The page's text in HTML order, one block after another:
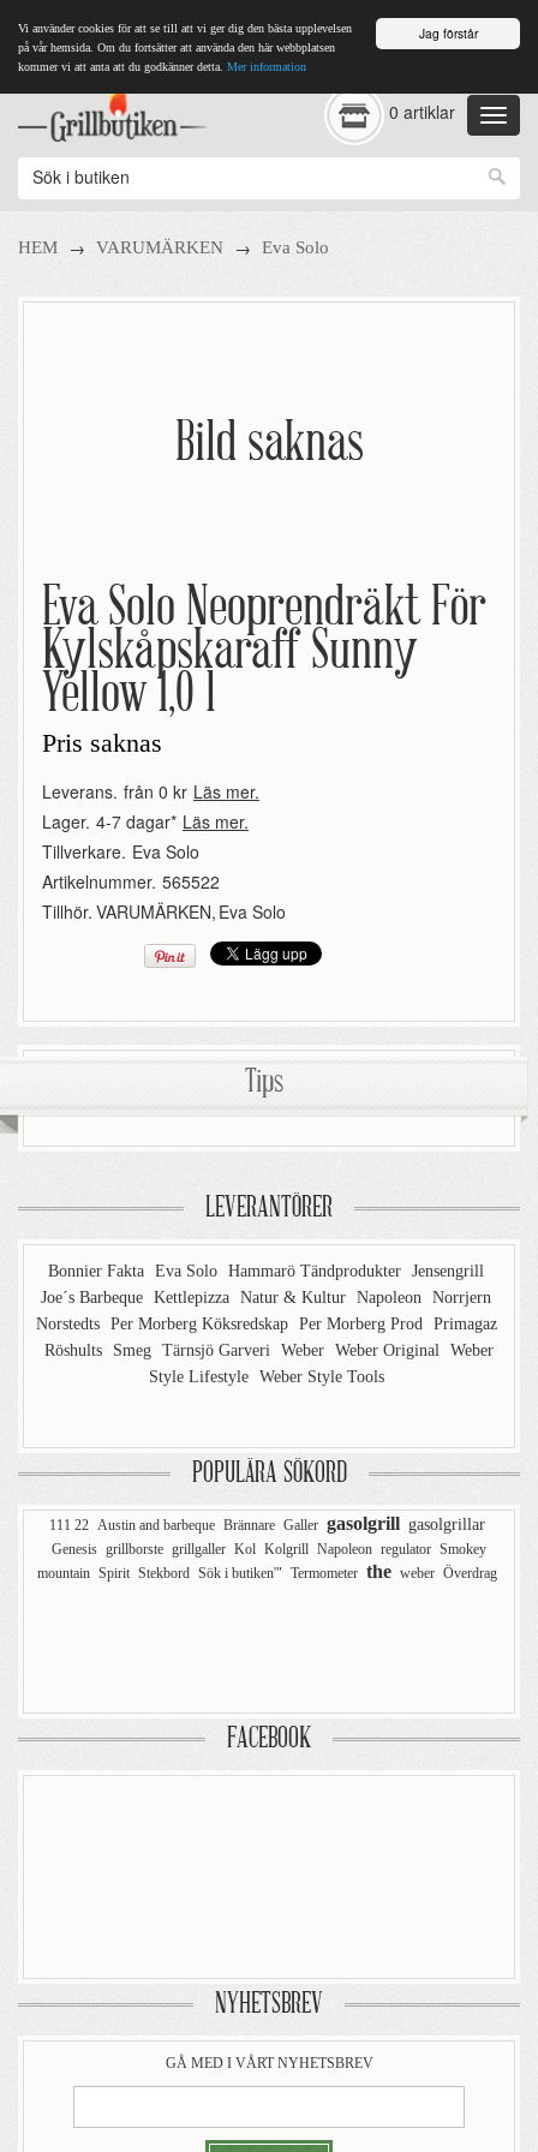
Jag förstår
Vi använder cookies för att se till att vi ger dig den bästa upplevelsen
på vår hemsida. Om du fortsätter att använda den här webbplatsen
kommer vi att anta att du godkänner detta. Mer information
0 artiklar
HEM → VARUMÄRKEN → Eva Solo
Bild saknas
Eva Solo Neoprendräkt För
Kylskåpskaraff Sunny
Yellow 1,0 l
Pris saknas
Leverans. från 0 kr Läs mer.
Lager. 4-7 dagar* Läs mer.
Tillverkare. Eva Solo
Artikelnummer. 565522
Tillhör. VARUMÄRKEN, Eva Solo
Tips
LEVERANTÖRER
Bonnier Fakta Eva Solo Hammarö Tändprodukter Jensengrill
Joe´s Barbeque Kettlepizza Natur & Kultur Napoleon Norrjern
Norstedts Per Morberg Köksredskap Per Morberg Prod Primagaz
Röshults
Smeg Tärnsjö Garveri Weber Weber Original Weber
Style Lifestyle Weber Style Tools
POPULÄRA SÖKORD
111 22 Austin and barbeque Brännare Galler gasolgrill gasolgrillar
Genesis grillborste grillgaller Kol Kolgrill Napoleon regulator Smokey
mountain Spirit Stekbord Sök i butiken'" Termometer the weber Överdrag
FACEBOOK
NYHETSBREV
GÅ MED I VÅRT NYHETSBREV